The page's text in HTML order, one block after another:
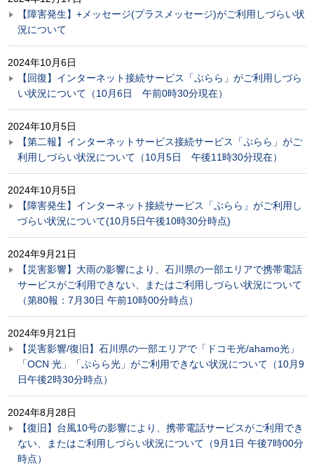
【障害発生】+メッセージ(プラスメッセージ)がご利用しづらい状
況について
2024年10月6日
【回復】インターネット接続サービス「ぷらら」がご利用しづら
い状況について（10月6日 午前0時30分現在）
2024年10月5日
【第二報】インターネットサービス接続サービス「ぷらら」がご
利用しづらい状況について（10月5日 午後11時30分現在）
2024年10月5日
【障害発生】インターネット接続サービス「ぷらら」がご利用し
づらい状況について(10月5日午後10時30分時点)
2024年9月21日
【災害影響】大雨の影響により、石川県の一部エリアで携帯電話
サービスがご利用できない、またはご利用しづらい状況について
（第80報：7月30日 午前10時00分時点）
2024年9月21日
【災害影響/復旧】石川県の一部エリアで「ドコモ光/ahamo光」
「OCN 光」「ぷらら光」がご利用できない状況について（10月9
日午後2時30分時点）
2024年8月28日
【復旧】台風10号の影響により、携帯電話サービスがご利用でき
ない、またはご利用しづらい状況について（9月1日 午後7時00分
時点）